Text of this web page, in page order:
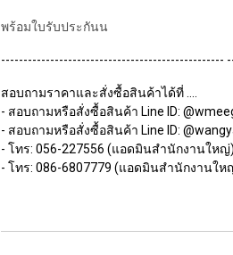
พร้อมใบรับประกันน
--------------------------------------------------
สอบถามราคาและสั่งซื้อสินค้าได้ที่ ....
- สอบถามหรือสั่งซื้อสินค้า Line ID:
- สอบถามหรือสั่งซื้อสินค้า Line ID:
- โทร: 056-227556 (แอดมินสำนักงานใหญ่)
- โทร: 086-6807779 (แอดมินสำนักงานให